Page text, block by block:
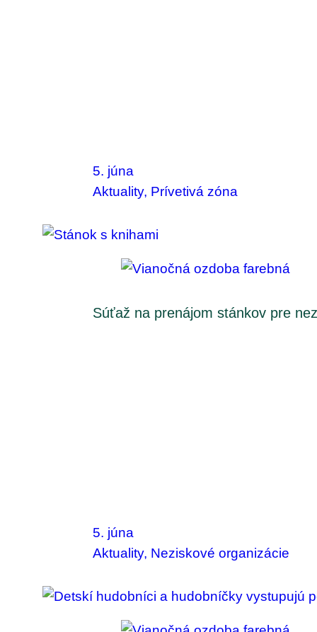
5. júna
Aktuality, Prívetivá zóna
Súťaž na prenájom stánkov pre
5. júna
Aktuality, Neziskové organizácie